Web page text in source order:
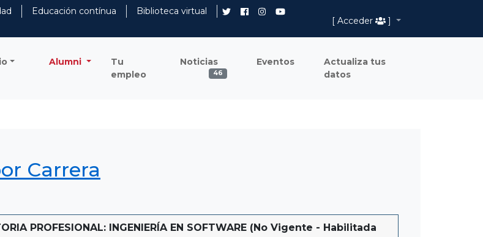
Educación contínua
Biblioteca virtual
[ Acceder
]
Alumni
Tu
empleo
Noticias
46
Eventos
Actualiza tus
datos
Carrera
PROFESIONAL: INGENIERÍA EN SOFTWARE (No Vigente - Habilitada